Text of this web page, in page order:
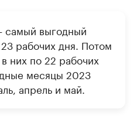
самый выгодный
рабочих дня. Потом
них по 22 рабочих
месяцы 2023
апрель и май.